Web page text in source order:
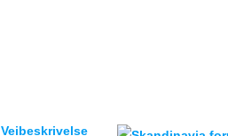
Veibeskrivelse